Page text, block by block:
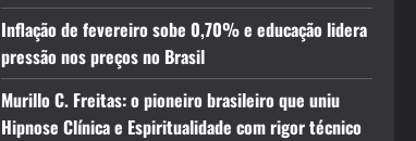
Inflação de fevereiro sobe 0,70% e educação lidera
pressão nos preços no Brasil
Murillo C. Freitas: o pioneiro brasileiro que uniu
Hipnose Clínica e Espiritualidade com rigor técnico